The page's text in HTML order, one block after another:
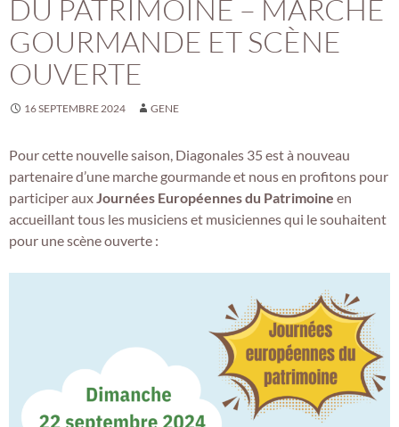
DU PATRIMOINE – MARCHE
GOURMANDE ET SCÈNE
OUVERTE
16 SEPTEMBRE 2024 GENE
Pour cette nouvelle saison, Diagonales 35 est à nouveau
partenaire d’une marche gourmande et nous en profitons pour
participer aux Journées Européennes du Patrimoine en
accueillant tous les musiciens et musiciennes qui le souhaitent
pour une scène ouverte :